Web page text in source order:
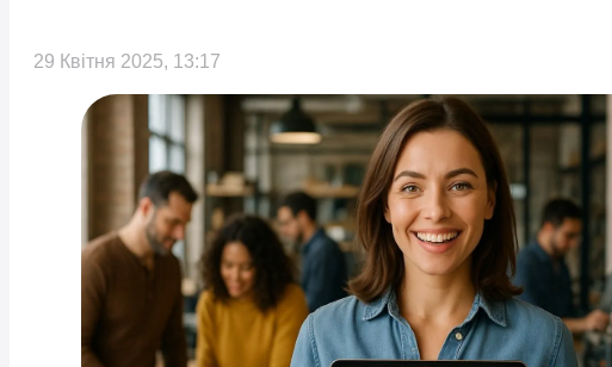
29 Квітня 2025, 13:17